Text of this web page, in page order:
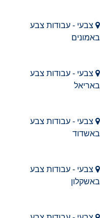
צבעי - עבודות צבע
באמונים
צבעי - עבודות צבע
באריאל
צבעי - עבודות צבע
באשדוד
צבעי - עבודות צבע
באשקלון